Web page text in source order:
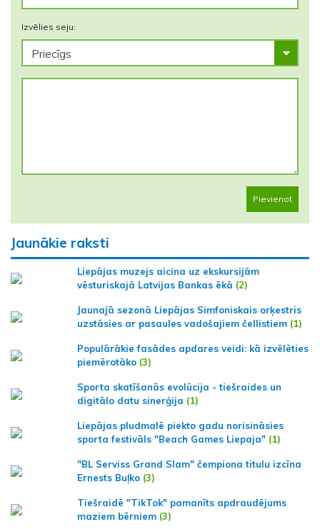
Izvēlies seju:
Pievienot
Jaunākie raksti
Liepājas muzejs aicina uz ekskursijām
vēsturiskajā Latvijas Bankas ēkā (2)
Jaunajā sezonā Liepājas Simfoniskais orķestris
uzstāsies ar pasaules vadošajiem čellistiem (1)
Populārākie fasādes apdares veidi: kā izvēlēties
piemērotāko (3)
Sporta skatīšanās evolūcija - tiešraides un
digitālo datu sinerģija (1)
Liepājas pludmalē piekto gadu norisināsies
sporta festivāls "Beach Games Liepaja" (1)
"BL Serviss Grand Slam" čempiona titulu izcīna
Ernests Buļko (3)
Tiešraidē "TikTok" pamanīts apdraudējums
maziem bērniem (3)